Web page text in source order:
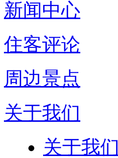
新闻中心
住客评论
周边景点
关于我们
关于我们